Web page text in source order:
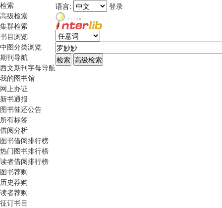
检索
高级检索
集群检索
书目浏览
中图分类浏览
期刊导航
西文期刊字母导航
我的图书馆
网上办证
新书通报
图书催还公告
所有标签
借阅分析
图书借阅排行榜
热门图书排行榜
读者借阅排行榜
图书荐购
历史荐购
读者荐购
征订书目
语言: 登录